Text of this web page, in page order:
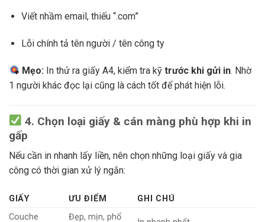
Viết nhầm email, thiếu “.com”
Lỗi chính tả tên người / tên công ty
Mẹo: In thử ra giấy A4, kiểm tra kỹtrước khi gửi in. Nhờ
1 người khác đọc lại cũng là cách tốt để phát hiện lỗi.
4. Chọn loại giấy & cán màng phù hợp khi in
gấp
Nếu cần in nhanh lấy liền, nên chọn những loại giấy và gia
công có thời gian xử lý ngắn:
GIẤY ƯU ĐIỂM
GHI CHÚ
Couche
Đẹp, mịn, phổ